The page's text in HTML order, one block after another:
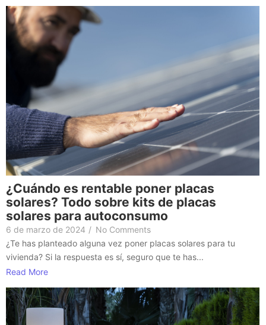
¿Cuándo es rentable poner placas
solares? Todo sobre kits de placas
solares para autoconsumo
6 de marzo de 2024 / No Comments
¿Te has planteado alguna vez poner placas solares para tu
vivienda? Si la respuesta es sí, seguro que te has...
Read More